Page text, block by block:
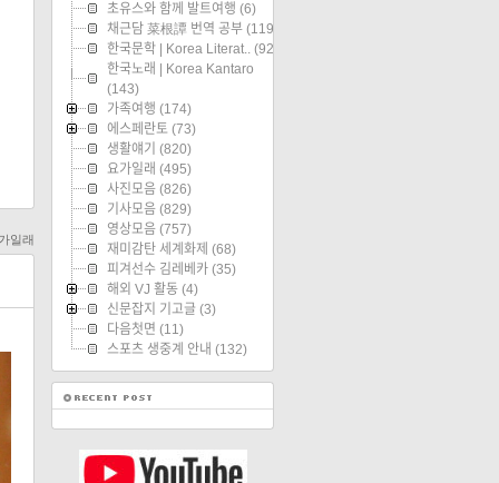
일래
초유스와 함께 발트여행 (6)
채근담 菜根譚 번역 공부 (119)
한국문학 | Korea Literat.. (92)
한국노래 | Korea Kantaro
(143)
가족여행 (174)
에스페란토 (73)
생활얘기 (820)
요가일래 (495)
사진모음 (826)
기사모음 (829)
영상모음 (757)
재미감탄 세계화제 (68)
피겨선수 김레베카 (35)
해외 VJ 활동 (4)
신문잡지 기고글 (3)
다음첫면 (11)
스포츠 생중계 안내 (132)